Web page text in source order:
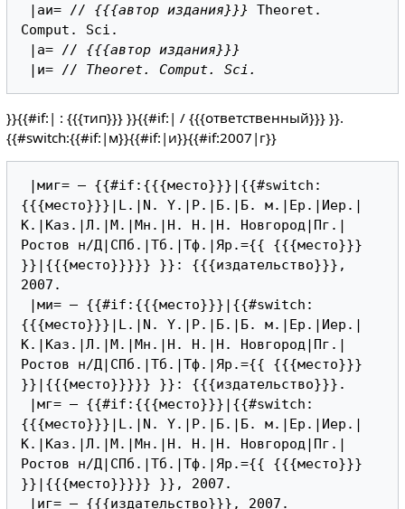
|аи= // {{{автор издания}}}
Theoret.
Comput. Sci.
|а= // {{{автор издания}}}
|и= // Theoret. Comput. Sci.
}}{{#if:| : {{{тип}}} }}{{#if:| / {{{ответственный}}} }}.
{{#switch:{{#if:|м}}{{#if:|и}}{{#if:2007|г}}
{{{место}}}|L.|N. Y.|P.|Б.|Б. м.|Ер.|Иер.|
К.|Каз.|Л.|М.|Мн.|Н. Н.|Н. Новгород|Пг.|
Ростов н/Д|СПб.|Тб.|Тф.|Яр.={{ {{{место}}}
}}|{{{место}}}}} }}: {{{издательство}}},
2007.
{{{место}}}|L.|N. Y.|P.|Б.|Б. м.|Ер.|Иер.|
К.|Каз.|Л.|М.|Мн.|Н. Н.|Н. Новгород|Пг.|
Ростов н/Д|СПб.|Тб.|Тф.|Яр.={{ {{{место}}}
}}|{{{место}}}}} }}: {{{издательство}}}.
{{{место}}}|L.|N. Y.|P.|Б.|Б. м.|Ер.|Иер.|
К.|Каз.|Л.|М.|Мн.|Н. Н.|Н. Новгород|Пг.|
Ростов н/Д|СПб.|Тб.|Тф.|Яр.={{ {{{место}}}
}}|{{{место}}}}} }}, 2007.